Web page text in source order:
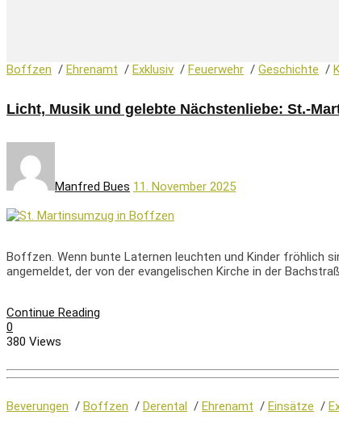
Boffzen / Ehrenamt / Exklusiv / Feuerwehr / Geschichte /
Licht, Musik und gelebte Nächstenliebe: St.-
Manfred Bues 11. November 2025
Boffzen. Wenn bunte Laternen leuchten und Kinder fröhlich
angemeldet, der von der evangelischen Kirche in der
Continue Reading
0
380 Views
Beverungen / Boffzen / Derental / Ehrenamt / Einsätze /